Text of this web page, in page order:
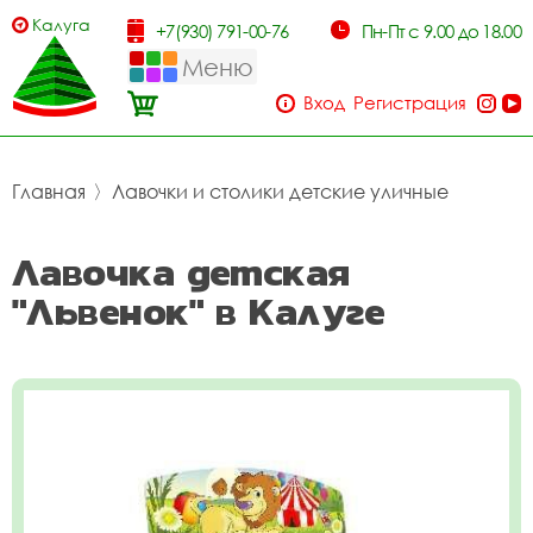
Калуга +7(930) 791-00-76 Пн-Пт с 9.00 до 18.00
Меню
Вход Регистрация
Главная 〉 Лавочки и столики детские уличные
Лавочка детская
"Львенок" в Калуге